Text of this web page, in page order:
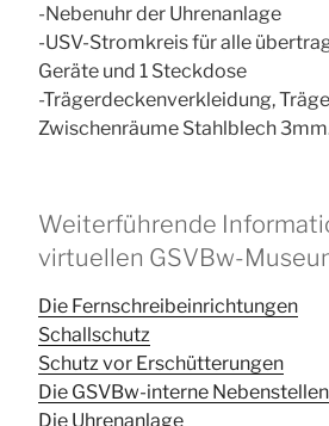
-Nebenuhr der Uhrenanlage
-USV-Stromkreis für alle
Geräte und 1 Steckdose
-Trägerdeckenverkleidung,
Zwischenräume Stahlblech
Weiterführende
virtuellen GSVBw-
Die Fernschreibeinrichtungen
Schallschutz
Schutz vor Erschütterungen
Die GSVBw-interne
Die Uhrenanlage